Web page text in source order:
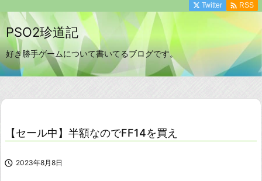
PSO2珍道記
好き勝手ゲームについて書いてるブログです。
Twitter  RSS
【セール中】半額なのでFF14を買え
 2023年8月8日